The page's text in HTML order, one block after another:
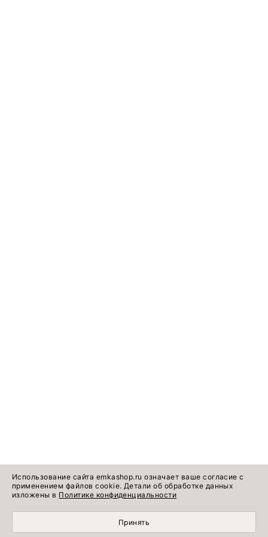
Использование сайта emkashop.ru означает ваше согласие с
применением файлов cookie. Детали об обработке данных
изложены в Политике конфиденциальности
Принять